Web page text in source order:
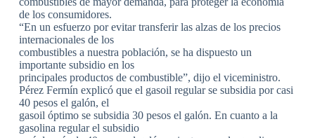
de los consumidores.
“En un esfuerzo por evitar transferir las alzas de los precios
internacionales de los
combustibles a nuestra población, se ha dispuesto un
importante subsidio en los
principales productos de combustible”, dijo el viceministro.
Pérez Fermín explicó que el gasoil regular se subsidia por casi
40 pesos el galón, el
gasoil óptimo se subsidia 30 pesos el galón. En cuanto a la
gasolina regular el subsidio